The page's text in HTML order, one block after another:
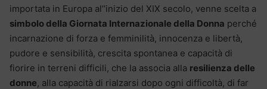
importata in Europa al’’inizio del XIX secolo, venne scelta a
simbolo della Giornata Internazionale della Donna perché
incarnazione di forza e femminilità, innocenza e libertà,
pudore e sensibilità, crescita spontanea e capacità di
fiorire in terreni difficili, che la associa alla resilienza delle
donne, alla capacità di rialzarsi dopo ogni difficoltà, di far